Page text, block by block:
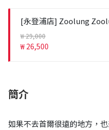
[永登浦店] Zoolung
₩ 29,000
₩ 26,500
簡介
如果不去首爾很遠的地方，